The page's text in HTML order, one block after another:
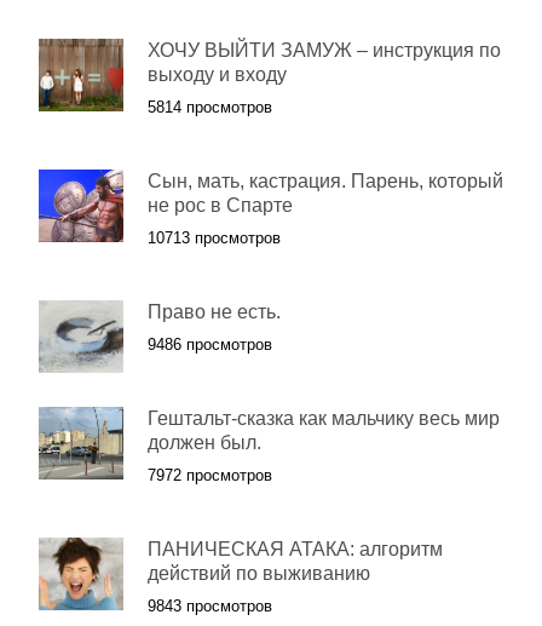
ХОЧУ ВЫЙТИ ЗАМУЖ – инструкция по
выходу и входу
5814 просмотров
Сын, мать, кастрация. Парень, который
не рос в Спарте
10713 просмотров
Право не есть.
9486 просмотров
Гештальт-сказка как мальчику весь мир
должен был.
7972 просмотров
ПАНИЧЕСКАЯ АТАКА: алгоритм
действий по выживанию
9843 просмотров